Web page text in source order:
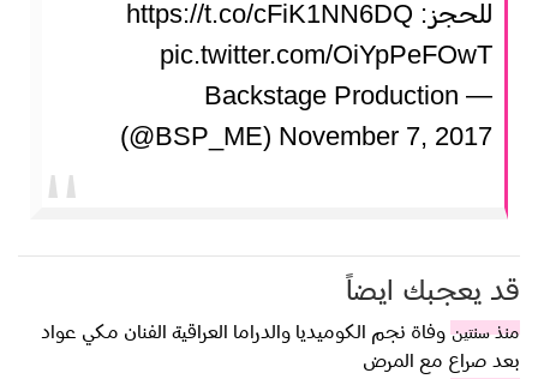
للحجز: https://t.co/cFiK1NN6DQ
pic.twitter.com/OiYpPeFOwT
— Backstage Production
(@BSP_ME) November 7, 2017
قد يعجبك ايضاً
منذ سنتين وفاة نجم الكوميديا والدراما العراقية الفنان مكي عواد
بعد صراع مع المرض